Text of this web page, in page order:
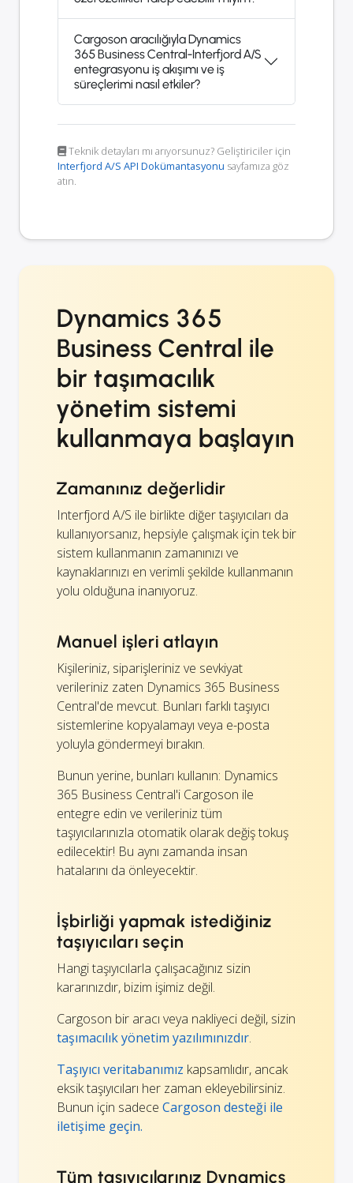
Cargoson aracılığıyla Dynamics
365 Business Central-Interfjord A/S
entegrasyonu iş akışımı ve iş
süreçlerimi nasıl etkiler?
Teknik detayları mı arıyorsunuz? Geliştiriciler için
Interfjord A/S API Dokümantasyonu sayfamıza göz
atın.
Dynamics 365
Business Central ile
bir taşımacılık
yönetim sistemi
kullanmaya başlayın
Zamanınız değerlidir
Interfjord A/S ile birlikte diğer taşıyıcıları da
kullanıyorsanız, hepsiyle çalışmak için tek bir
sistem kullanmanın zamanınızı ve
kaynaklarınızı en verimli şekilde kullanmanın
yolu olduğuna inanıyoruz.
Manuel işleri atlayın
Kişileriniz, siparişleriniz ve sevkiyat
verileriniz zaten Dynamics 365 Business
Central'de mevcut. Bunları farklı taşıyıcı
sistemlerine kopyalamayı veya e-posta
yoluyla göndermeyi bırakın.
Bunun yerine, bunları kullanın: Dynamics
365 Business Central'i Cargoson ile
entegre edin ve verileriniz tüm
taşıyıcılarınızla otomatik olarak değiş tokuş
edilecektir! Bu aynı zamanda insan
hatalarını da önleyecektir.
İşbirliği yapmak istediğiniz
taşıyıcıları seçin
Hangi taşıyıcılarla çalışacağınız sizin
kararınızdır, bizim işimiz değil.
Cargoson bir aracı veya nakliyeci değil, sizin
taşımacılık yönetim yazılımınızdır.
Taşıyıcı veritabanımız kapsamlıdır, ancak
eksik taşıyıcıları her zaman ekleyebilirsiniz.
Bunun için sadece Cargoson desteği ile
iletişime geçin.
Tüm taşıyıcılarınız Dynamics